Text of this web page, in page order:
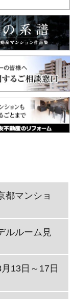
都マンショ
ルルーム見
13日～17日